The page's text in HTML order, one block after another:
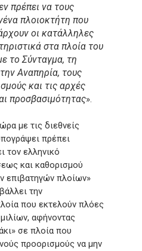
πρέπει να τους
πλοιοκτήτη που
οι κατάλληλες
στα πλοία του
το Σύνταγμα, τη
Αναπηρία, τους
και τις αρχές
προσβασιμότητας».
με τις διεθνείς
πρέπει
τον ελληνικό
και καθορισμού
επιβατηγών πλοίων»
την
που εκτελούν πλόες
αφήνοντας
σε πλοία που
προορισμούς να μην